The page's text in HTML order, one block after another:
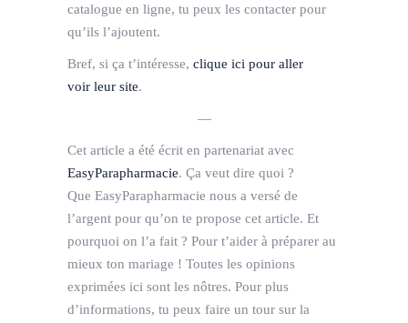
catalogue en ligne, tu peux les contacter pour
qu’ils l’ajoutent.
Bref, si ça t’intéresse, clique ici pour aller
voir leur site.
—
Cet article a été écrit en partenariat avec
EasyParapharmacie. Ça veut dire quoi ?
Que EasyParapharmacie nous a versé de
l’argent pour qu’on te propose cet article. Et
pourquoi on l’a fait ? Pour t’aider à préparer au
mieux ton mariage ! Toutes les opinions
exprimées ici sont les nôtres. Pour plus
d’informations, tu peux faire un tour sur la